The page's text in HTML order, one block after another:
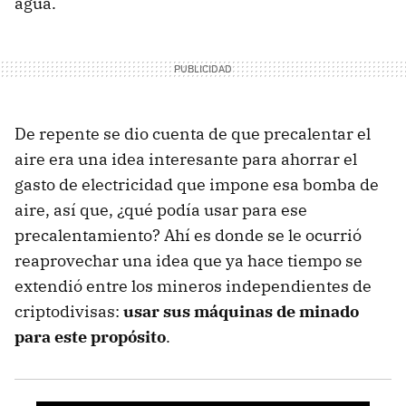
De repente se dio cuenta de que precalentar el
aire era una idea interesante para ahorrar el
gasto de electricidad que impone esa bomba de
aire, así que, ¿qué podía usar para ese
precalentamiento? Ahí es donde se le ocurrió
reaprovechar una idea que ya hace tiempo se
extendió entre los mineros independientes de
criptodivisas: usar sus máquinas de minado
para este propósito.